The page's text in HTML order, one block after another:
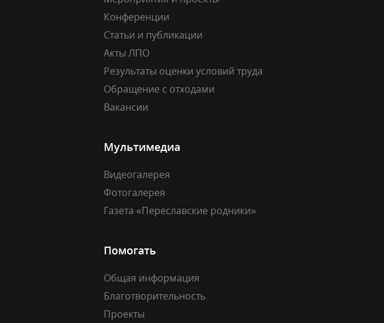
Конференции
Статьи и публикации
Акты ЛПО
Результаты оценки условий труда
Обращение с отходами
Вакансии
Мультимедиа
Видеогалерея
Фотогалерея
Газета «Переславские родники»
Помогать
Общая информация
Благотворительность
Проекты